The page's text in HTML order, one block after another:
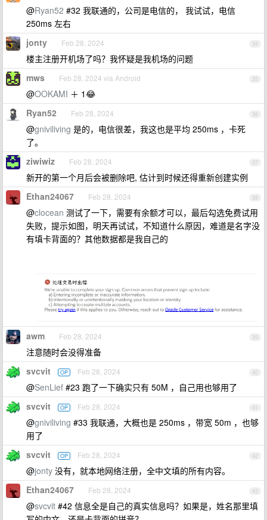
@Ryan52 #32 我联通的，公司是电信的， 我试试，电信
250ms 左右
34
jonty Feb 28, 2024
楼主注册开机场了吗？我怀疑是我机场的问题
35
mws Feb 28, 2024 via Android
@OOKAMI ＋ 1😂
36
Ryan52 Feb 28, 2024
@gniviliving 是的，电信很差，我这也是平均 250ms ，卡死
了。
37
ziwiwiz Feb 28, 2024
新开的第一个月后会被删除吧, 估计到时候还得重新创建实例
38
Ethan24067 Feb 28, 2024
@clocean 测试了一下，需要有余额才可以，最后勾选免费试用
失败，提示如图，明天再试试，不知道什么原因，难道是名字没
有填卡背面的？其他数据都是我自己的
39
awm Feb 28, 2024
注意随时会没得准备
40
svcvit OP Feb 28, 2024
@SenLief #23 跑了一下确实只有 50M ，自己用也够用了
41
svcvit OP Feb 28, 2024
@gniviliving #33 我联通，大概也是 250ms ，带宽 50m ，也够
用了
42
svcvit OP Feb 28, 2024
@jonty 没有，就本地网络注册，全中文填的所有内容。
43
Ethan24067 Feb 28, 2024
@svcvit #42 信息全是自己的真实信息吗？如果是，姓名那里填